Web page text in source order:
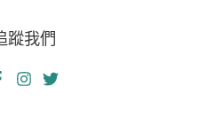
蹤我們